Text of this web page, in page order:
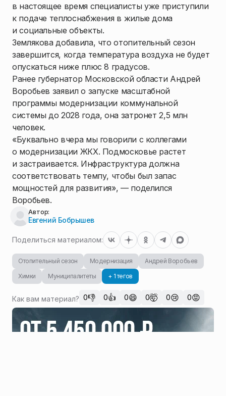
в настоящее время специалисты уже приступили
к подаче теплоснабжения в жилые дома
и социальные объекты.
Землякова добавила, что отопительный сезон
завершится, когда температура воздуха не будет
опускаться ниже плюс 8 градусов.
Ранее губернатор Московской области Андрей
Воробьев заявил о запуске масштабной
программы модернизации коммунальной
системы до 2028 года, она затронет 2,5 млн
человек.
«Буквально вчера мы говорили с коллегами
о модернизации ЖКХ. Подмосковье растет
и застраивается. Инфраструктура должна
соответствовать темпу, чтобы был запас
мощностей для развития», — поделился
Воробьев.
Автор:
Евгений Бобрышев
Поделиться материалом:
Отопительный сезон Модернизация
Андрей Воробьев
Химки
Муниципалитеты + 1 тегов
Как вам материал? 0👎 0👍 0😄 0🤯 0😢 0😡